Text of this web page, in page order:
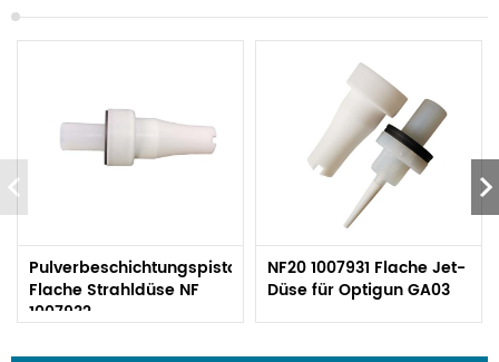
Pulverbeschichtungspistole
Flache Strahldüse NF
1007932
NF20 1007931 Flache Jet-
Düse für Optigun GA03